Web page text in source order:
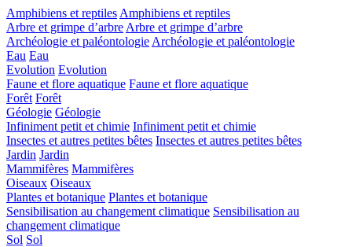
Amphibiens et reptiles Amphibiens et reptiles
Arbre et grimpe d’arbre Arbre et grimpe d’arbre
Archéologie et paléontologie Archéologie et paléontologie
Eau Eau
Evolution Evolution
Faune et flore aquatique Faune et flore aquatique
Forêt Forêt
Géologie Géologie
Infiniment petit et chimie Infiniment petit et chimie
Insectes et autres petites bêtes Insectes et autres petites bêtes
Jardin Jardin
Mammifères Mammifères
Oiseaux Oiseaux
Plantes et botanique Plantes et botanique
Sensibilisation au changement climatique Sensibilisation au
changement climatique
Sol Sol